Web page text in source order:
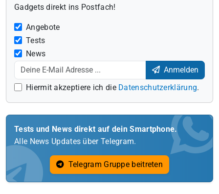
Gadgets direkt ins Postfach!
Angebote
Tests
News
Anmelden
Hiermit akzeptiere ich die Datenschutzerklärung.
Tests und News direkt auf dein Smartphone.
Alle News Updates über Telegram.
Telegram Gruppe beitreten